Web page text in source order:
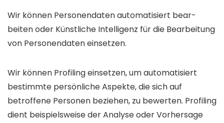
Wir können Personendaten automatisiert bear­
beiten oder Künst­liche Intelli­genz für die Bear­beitung
von Personen­daten ein­setzen.
Wir können Profiling einsetzen, um auto­matisiert
bestimmte persön­liche Aspekte, die sich auf
betroffene Personen beziehen, zu bewerten. Profiling
dient beispiels­weise der Analyse oder Vorher­sage